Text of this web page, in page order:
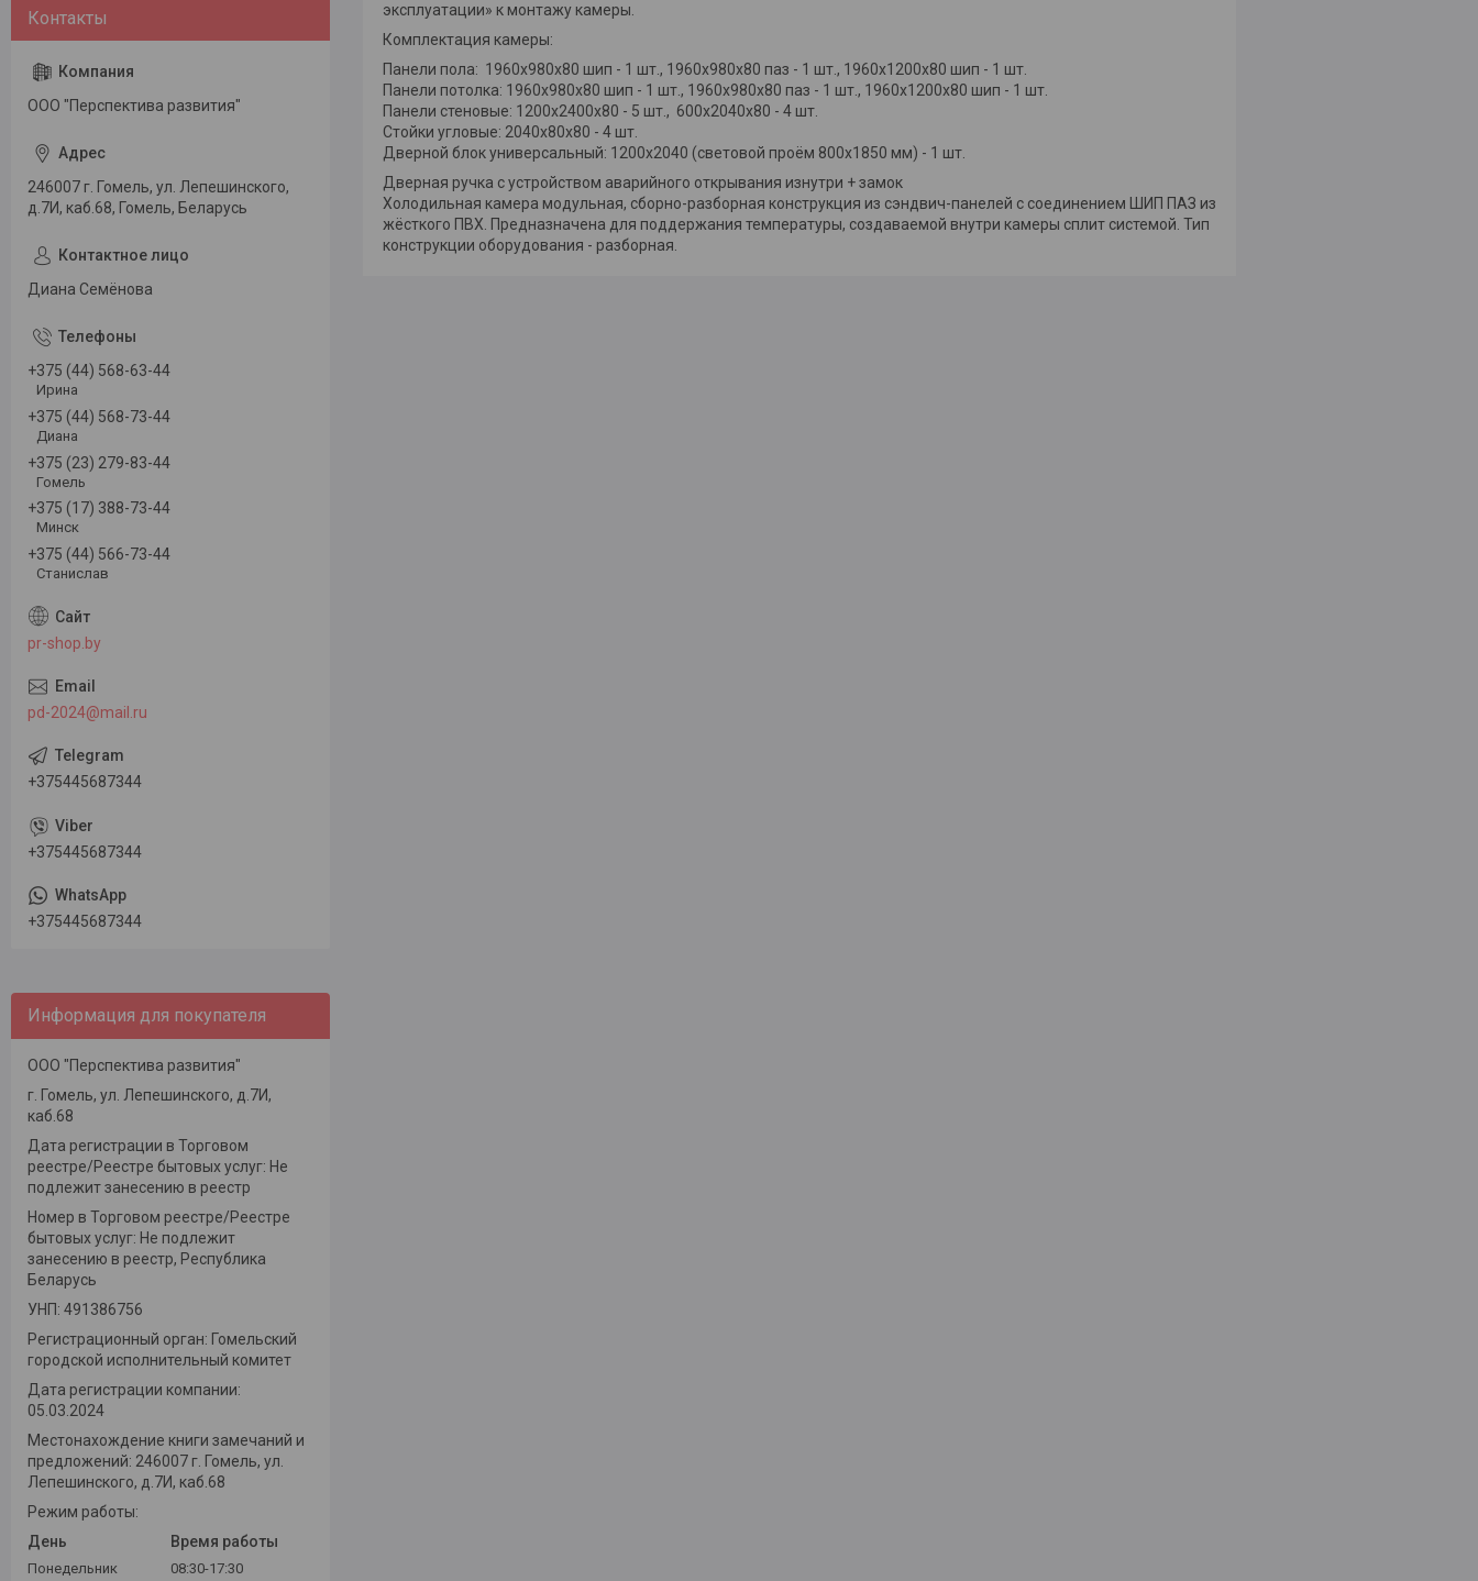
эксплуатации» к монтажу камеры.
Комплектация камеры:
Панели пола: 1960х980х80 шип - 1 шт., 1960х980х80 паз - 1 шт., 1960х1200х80 шип - 1 шт.
Панели потолка: 1960х980х80 шип - 1 шт., 1960х980х80 паз - 1 шт., 1960х1200х80 шип - 1 шт.
Панели стеновые: 1200х2400х80 - 5 шт., 600х2040х80 - 4 шт.
Стойки угловые: 2040х80х80 - 4 шт.
Дверной блок универсальный: 1200х2040 (световой проём 800х1850 мм) - 1 шт.
Дверная ручка с устройством аварийного открывания изнутри + замок
Холодильная камера модульная, сборно-разборная конструкция из сэндвич-панелей с соединением ШИП ПАЗ из
жёсткого ПВХ. Предназначена для поддержания температуры, создаваемой внутри камеры сплит системой. Тип
конструкции оборудования - разборная.
ООО "Перспектива развития"
246007 г. Гомель, ул. Лепешинского,
д.7И, каб.68, Гомель, Беларусь
Диана Семёнова
+375 (44) 568-63-44
Ирина
+375 (44) 568-73-44
Диана
+375 (23) 279-83-44
Гомель
+375 (17) 388-73-44
Минск
+375 (44) 566-73-44
Станислав
pr-shop.by
pd-2024@mail.ru
+375445687344
+375445687344
+375445687344
Информация для покупателя
ООО "Перспектива развития"
г. Гомель, ул. Лепешинского, д.7И,
каб.68
Дата регистрации в Торговом
реестре/Реестре бытовых услуг: Не
подлежит занесению в реестр
Номер в Торговом реестре/Реестре
бытовых услуг: Не подлежит
занесению в реестр, Республика
Беларусь
УНП: 491386756
Регистрационный орган: Гомельский
городской исполнительный комитет
Дата регистрации компании:
05.03.2024
Местонахождение книги замечаний и
предложений: 246007 г. Гомель, ул.
Лепешинского, д.7И, каб.68
Режим работы:
День
Время работы
Понедельник 08:30-17:30